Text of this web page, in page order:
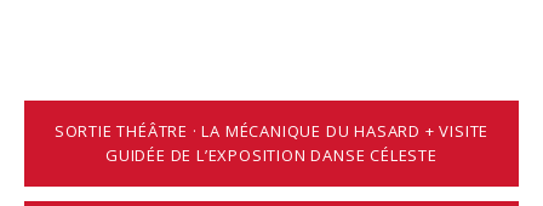
SORTIE THÉÂTRE · LA MÉCANIQUE DU HASARD + VISITE
GUIDÉE DE L’EXPOSITION DANSE CÉLESTE